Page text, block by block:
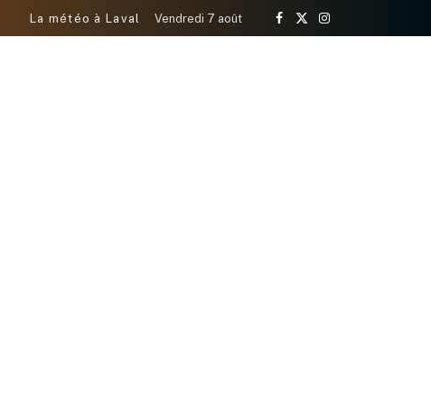
La météo à Laval Vendredi 7 août
Facebook
X
Instagram